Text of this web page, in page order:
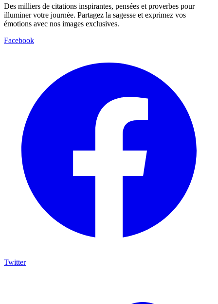
Des milliers de citations inspirantes, pensées et proverbes pour
illuminer votre journée. Partagez la sagesse et exprimez vos
émotions avec nos images exclusives.
Facebook
Twitter